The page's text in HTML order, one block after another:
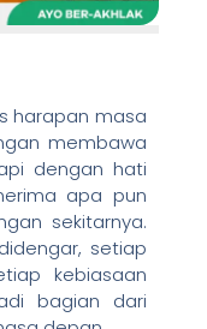
harapan masa
membawa
dengan hati
apa pun
sekitarnya.
setiap
kebiasaan
bagian dari